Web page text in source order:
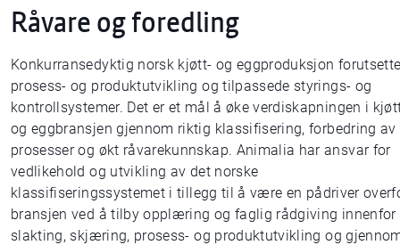
Råvare og foredling
Konkurransedyktig norsk kjøtt- og eggproduksjon
prosess- og produktutvikling og tilpassede styrings- og
kontrollsystemer. Det er et mål å øke verdiskapningen i
og eggbransjen gjennom riktig klassifisering, forbedring av
prosesser og økt råvarekunnskap. Animalia har ansvar for
vedlikehold og utvikling av det norske
klassifiseringssystemet i tillegg til å være en pådriver
bransjen ved å tilby opplæring og faglig rådgiving innenfor
slakting, skjæring, prosess- og produktutvikling og